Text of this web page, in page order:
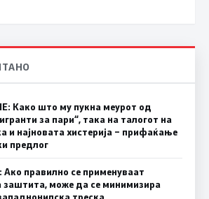
Како што му пукна меурот од
за пари“, така на талогот на
и најновата хистерија – прифаќање
предлог
правилно се применуваат
заштита, може да се минимизира